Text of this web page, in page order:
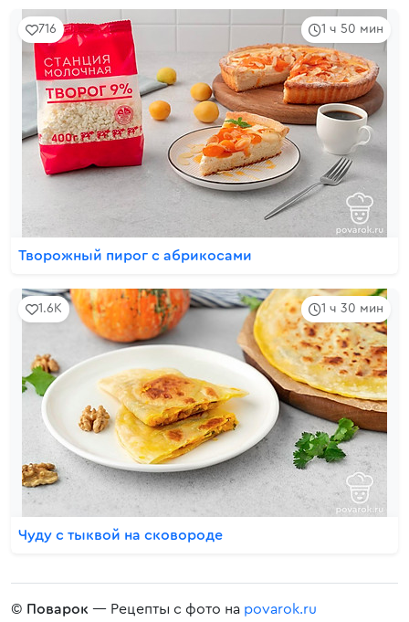
1 ч 50 мин
716
Творожный пирог с абрикосами
1 ч 30 мин
1.6K
Чуду с тыквой на сковороде
© Поварок — Рецепты с фото на povarok.ru